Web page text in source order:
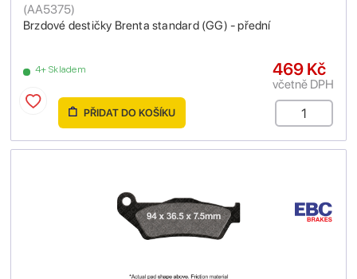
Brzdové destičky Brenta standard (GG) - přední
(AA5375)
4+ Skladem 469 Kč
včetně DPH
PŘIDAT DO KOŠÍKU